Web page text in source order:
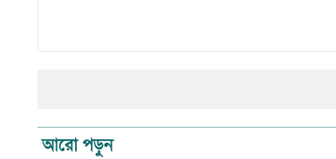
আরো পড়ুন